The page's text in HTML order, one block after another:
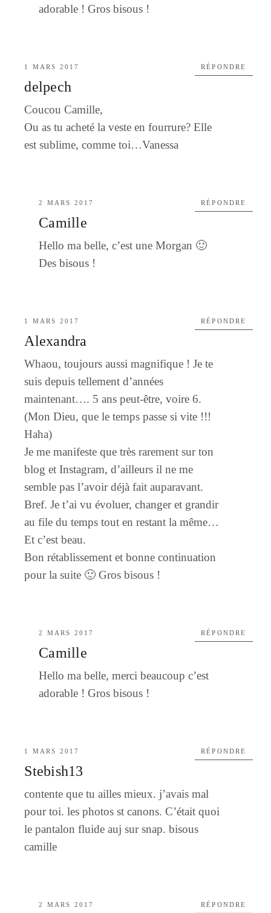
adorable ! Gros bisous !
1 MARS 2017
delpech
Coucou Camille,
Ou as tu acheté la veste en fourrure? Elle
est sublime, comme toi…Vanessa
RÉPONDRE
2 MARS 2017
Camille
Hello ma belle, c’est une Morgan 🙂
Des bisous !
RÉPONDRE
1 MARS 2017
Alexandra
Whaou, toujours aussi magnifique ! Je te
suis depuis tellement d’années
maintenant…. 5 ans peut-être, voire 6.
(Mon Dieu, que le temps passe si vite !!!
Haha)
Je me manifeste que très rarement sur ton
blog et Instagram, d’ailleurs il ne me
semble pas l’avoir déjà fait auparavant.
Bref. Je t’ai vu évoluer, changer et grandir
au file du temps tout en restant la même…
Et c’est beau.
Bon rétablissement et bonne continuation
pour la suite 🙂 Gros bisous !
RÉPONDRE
2 MARS 2017
Camille
Hello ma belle, merci beaucoup c’est
adorable ! Gros bisous !
RÉPONDRE
1 MARS 2017
Stebish13
contente que tu ailles mieux. j’avais mal
pour toi. les photos st canons. C’était quoi
le pantalon fluide auj sur snap. bisous
camille
RÉPONDRE
2 MARS 2017 RÉPONDRE